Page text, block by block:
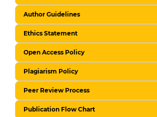
Author Guidelines
Ethics Statement
Open Access Policy
Plagiarism Policy
Peer Review Process
Publication Flow Chart